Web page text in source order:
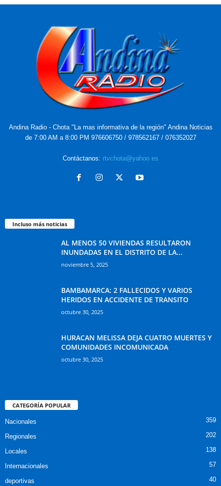
Andina Radio - Chota "La mas informativa de la región" Andina Noticias
de 7:00 AM a 8:00 PM 976606750 / 978562167 / 076352027
Contáctanos: rtvchota@yahoo.es
Incluso más noticias
AL MENOS 50 VIVIENDAS RESULTARON
INUNDADAS EN EL DISTRITO DE LA...
noviembre 5, 2025
BAMBAMARCA: 2 FALLECIDOS Y VARIOS
HERIDOS EN ACCIDENTE DE TRANSITO
octubre 30, 2025
HURACAN MELISSA DEJA CUATRO MUERTES Y
COMUNIDADES INCOMUNICADA
octubre 30, 2025
CATEGORÍA POPULAR
Nacionales 359
Regionales 202
Locales 138
Internacionales 57
deportivas 40